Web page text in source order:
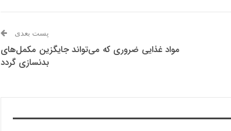
پست بعدی
مواد غذایی ضروری که می‌تواند جایگزین مکمل‌های
بدنسازی گردد